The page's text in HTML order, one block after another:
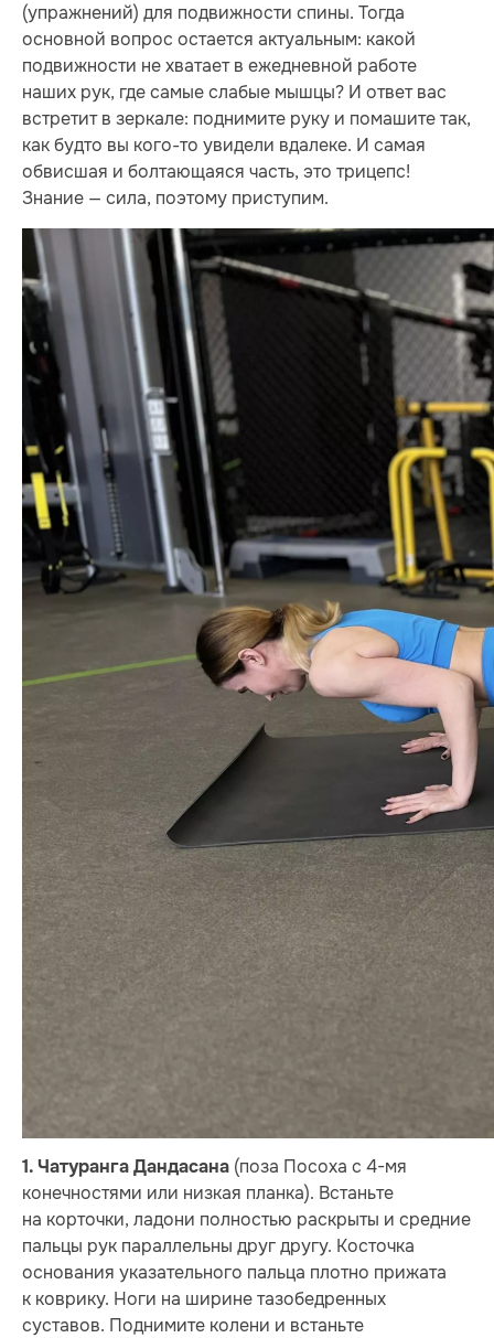
(упражнений) для подвижности спины. Тогда
основной вопрос остается актуальным: какой
подвижности не хватает в ежедневной работе
наших рук, где самые слабые мышцы? И ответ вас
встретит в зеркале: поднимите руку и помашите так,
как будто вы кого-то увидели вдалеке. И самая
обвисшая и болтающаяся часть, это трицепс!
Знание — сила, поэтому приступим.
1. Чатуранга Дандасана (поза Посоха с 4-мя
конечностями или низкая планка). Встаньте
на корточки, ладони полностью раскрыты и средние
пальцы рук параллельны друг другу. Косточка
основания указательного пальца плотно прижата
к коврику. Ноги на ширине тазобедренных
суставов. Поднимите колени и встаньте